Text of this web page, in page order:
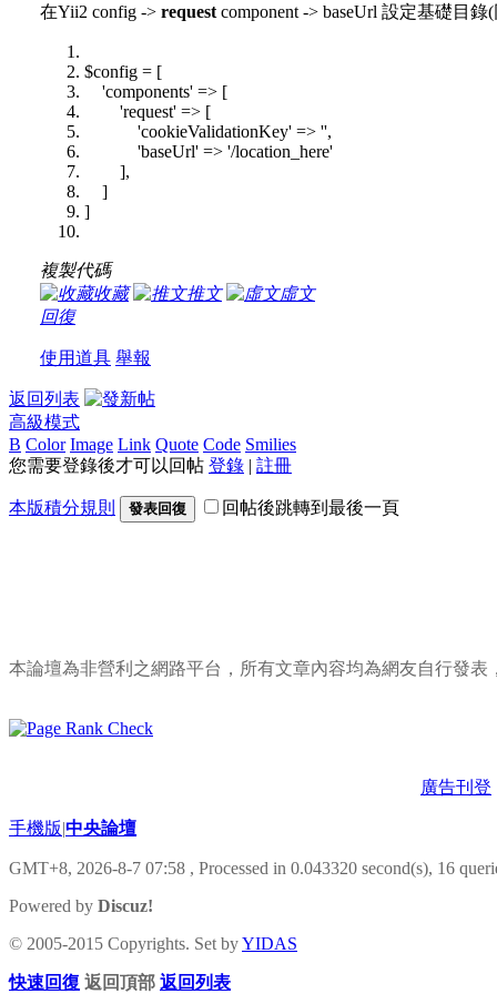
在Yii2 config -> request component -> baseUrl 設定基礎目
$config = [
'components' => [
'request' => [
'cookieValidationKey' => '',
'baseUrl' => '/location_here'
],
]
]
複製代碼
收藏
推文
虛文
回復
使用道具 舉報
返回列表
高級模式
B Color Image Link Quote Code Smilies
您需要登錄後才可以回帖 登錄 | 註冊
本版積分規則 發表回復 回帖後跳轉到最後一頁
本論壇為非營利之網路平台，所有文章內容均為網友自行發
廣告刊登
手機版|中央論壇
GMT+8, 2026-8-7 07:58 , Processed in 0.043320 second(s), 16
Powered by Discuz!
© 2005-2015 Copyrights. Set byYIDAS
快速回復 返回頂部 返回列表